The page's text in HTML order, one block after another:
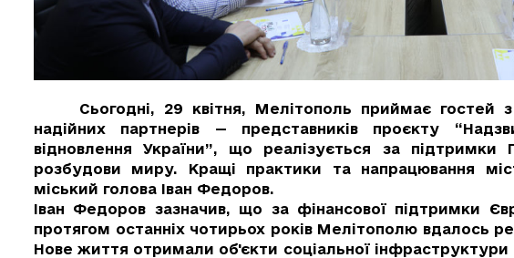
Сьогодні, 29 квітня, Мелітополь приймає гостей з
надійних партнерів — представників проєкту
відновлення України”, що реалізується за
розбудови миру. Кращі практики та напрацювання
міський голова Іван Федоров.
Іван Федоров зазначив, що за фінансової підтримки
протягом останніх чотирьох років Мелітополю вдалось
Нове життя отримали об'єкти соціальної інфраструктури